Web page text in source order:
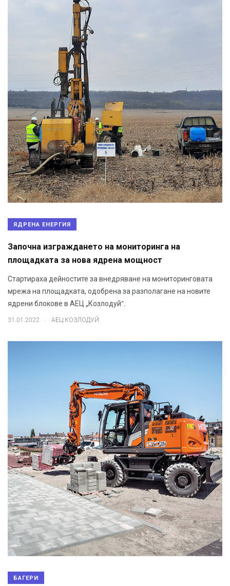
ЯДРЕНА ЕНЕРГИЯ
Започна изграждането на мониторинга на
площадката за нова ядрена мощност
Стартираха дейностите за внедряване на мониторинговата
мрежа на площадката, одобрена за разполагане на новите
ядрени блокове в АЕЦ „Козлодуй“.
31.01.2022 АЕЦ КОЗЛОДУЙ
БАГЕРИ